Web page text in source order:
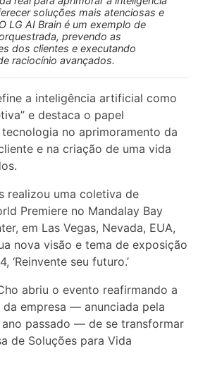
soluções mais atenciosas e
LG AI Brain é um exemplo de
prevendo as
dos clientes e executando
raciocínio avançados.
a inteligência artificial como
e destaca o papel
no aprimoramento da
e na criação de uma vida
realizou uma coletiva de
Premiere no Mandalay Bay
em Las Vegas, Nevada, EUA,
nova visão e tema de exposição
‘Reinvente seu futuro.’
abriu o evento reafirmando a
da empresa — anunciada pela
passado — de se transformar
de Soluções para Vida